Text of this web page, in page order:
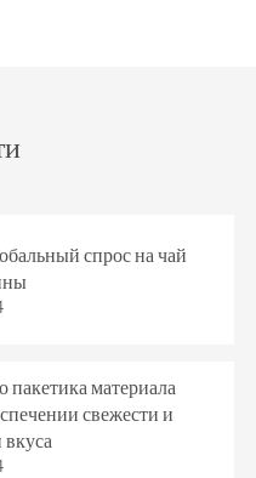
спрос на чай
пакетика материала
свежести и
вкуса